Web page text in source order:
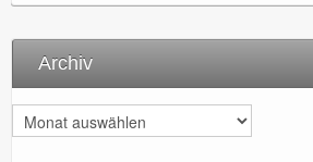
Archiv
r